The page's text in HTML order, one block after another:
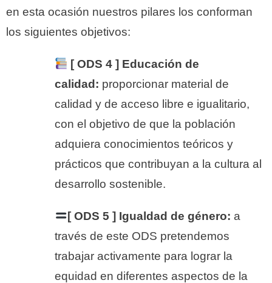
en esta ocasión nuestros pilares los conforman
los siguientes objetivos:
[ ODS 4 ] Educación de
calidad: proporcionar material de
calidad y de acceso libre e igualitario,
con el objetivo de que la población
adquiera conocimientos teóricos y
prácticos que contribuyan a la cultura al
desarrollo sostenible.
[ ODS 5 ] Igualdad de género:a
través de este ODS pretendemos
trabajar activamente para lograr la
equidad en diferentes aspectos de la